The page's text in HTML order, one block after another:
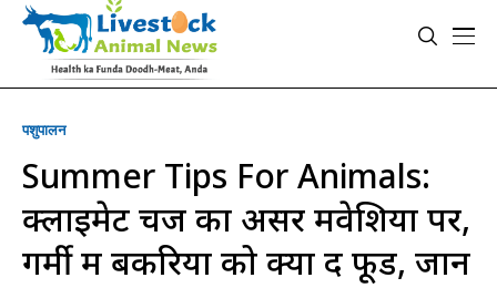
पशुपालन
Summer Tips For Animals:
क्लाइमेट चेंज का असर मवेशियों पर,
गर्मी में बकरियों को क्या दें फूड, जानें